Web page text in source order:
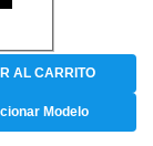
AL CARRITO
Modelo